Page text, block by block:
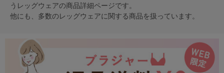
う レッグウェアの商品詳細ページです。
他にも、多数のレッグウェアに関する商品を扱っています。